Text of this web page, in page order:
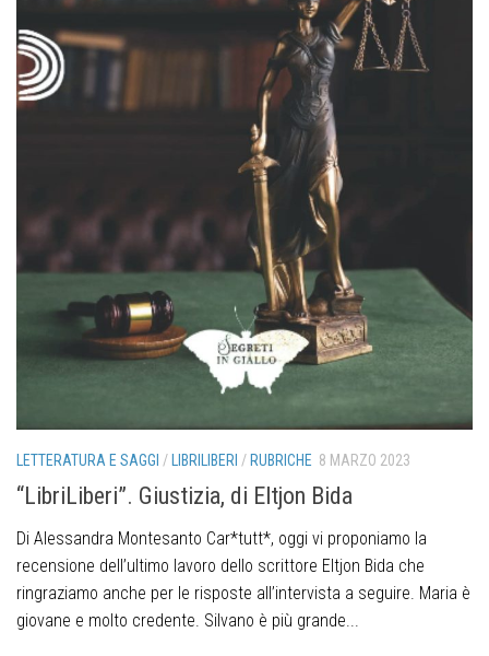
LETTERATURA E SAGGI / LIBRILIBERI / RUBRICHE 8 MARZO 2023
“LibriLiberi”. Giustizia, di Eltjon Bida
Di Alessandra Montesanto Car*tutt*, oggi vi proponiamo la
recensione dell’ultimo lavoro dello scrittore Eltjon Bida che
ringraziamo anche per le risposte all’intervista a seguire. Maria è
giovane e molto credente. Silvano è più grande...